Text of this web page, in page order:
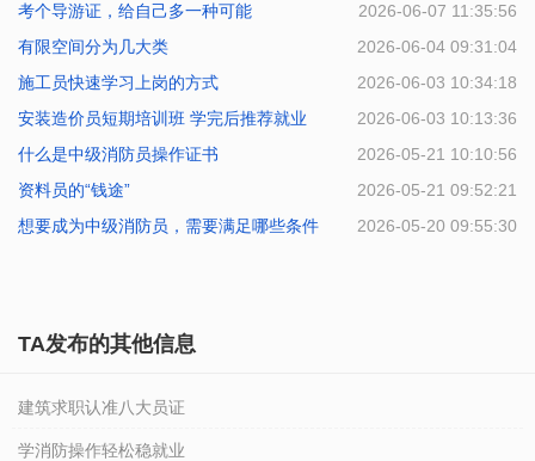
考个导游证，给自己多一种可能
2026-06-07 11:35:56
有限空间分为几大类
2026-06-04 09:31:04
施工员快速学习上岗的方式
2026-06-03 10:34:18
安装造价员短期培训班 学完后推荐就业
2026-06-03 10:13:36
什么是中级消防员操作证书
2026-05-21 10:10:56
资料员的“钱途”
2026-05-21 09:52:21
想要成为中级消防员，需要满足哪些条件
2026-05-20 09:55:30
TA发布的其他信息
建筑求职认准八大员证
学消防操作轻松稳就业